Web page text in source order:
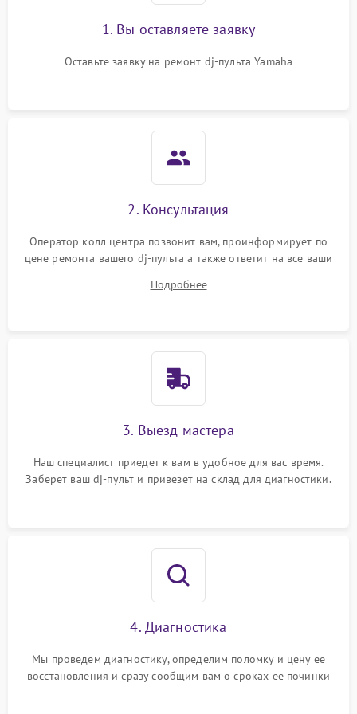
1. Вы оставляете заявку
Оставьте заявку на ремонт dj-пульта Yamaha
2. Консультация
Оператор колл центра позвонит вам, проинформирует по
цене ремонта вашего dj-пульта а также ответит на все ваши
Подробнее
3. Выезд мастера
Наш специалист приедет к вам в удобное для вас время.
Заберет ваш dj-пульт и привезет на склад для диагностики.
4. Диагностика
Мы проведем диагностику, определим поломку и цену ее
восстановления и сразу сообщим вам о сроках ее починки